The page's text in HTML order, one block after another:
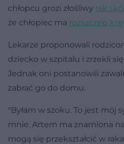
chłopcu grozi złośliwy rak
że chłopiec ma rozszczep
Lekarze proponowali
dziecko w szpitalu i zrzekli
Jednak oni postanowili
zabrać go do domu.
"Byłam w szoku. To jest mój
mnie. Artem ma znamiona
mogą się przekształcić w